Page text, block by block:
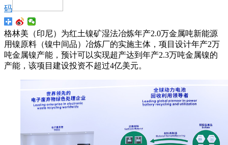
码
格林美（印尼）为红土镍矿湿法冶炼年产2.0万金属吨新能源
用镍原料（镍中间品）冶炼厂的实施主体，项目设计年产2万
吨金属镍产能，预计可以实现超产达到年产2.3万吨金属镍的
产能，该项目建设投资不超过4亿美元。